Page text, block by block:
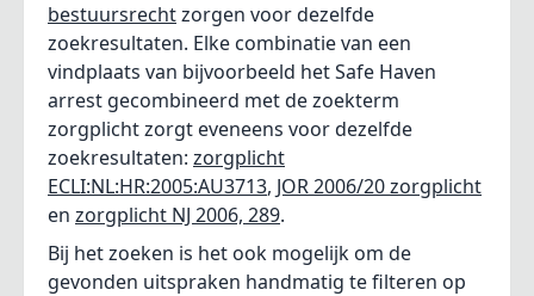
bestuursrechtzorgen voor dezelfde
zoekresultaten. Elke combinatie van een
vindplaats van bijvoorbeeld het Safe Haven
arrest gecombineerd met de zoekterm
zorgplicht zorgt eveneens voor dezelfde
zoekresultaten: zorgplicht
ECLI:NL:HR:2005:AU3713, JOR 2006/20 zorgplicht
en zorgplicht NJ 2006, 289.
Bij het zoeken is het ook mogelijk om de
gevonden uitspraken handmatig te filteren op